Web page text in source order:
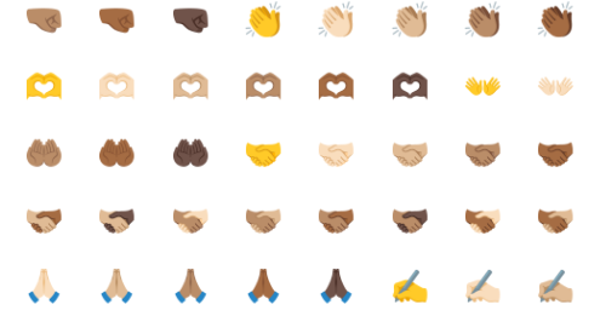
🤜🏽 🤜🏾 🤜🏿 👏 👏🏻 👏🏼 👏🏽 👏🏾
🫶 🫶🏻 🫶🏼 🫶🏽 🫶🏾 🫶🏿 👐 👐🏻
🤲🏽 🤲🏾 🤲🏿 🤝 🤝🏻 🤝🏼 🤝🏽 🤝🏾
🫱🏼‍🫲🏾 🫱🏼‍🫲🏿 🫱🏽‍🫲🏻 🫱🏽‍🫲🏼 🫱🏽‍🫲🏾 🫱🏽‍🫲🏿 🫱🏾‍🫲🏻 🫱🏾‍🫲🏼
🙏🏻 🙏🏼 🙏🏽 🙏🏾 🙏🏿 ✍️ ✍🏻 ✍🏼